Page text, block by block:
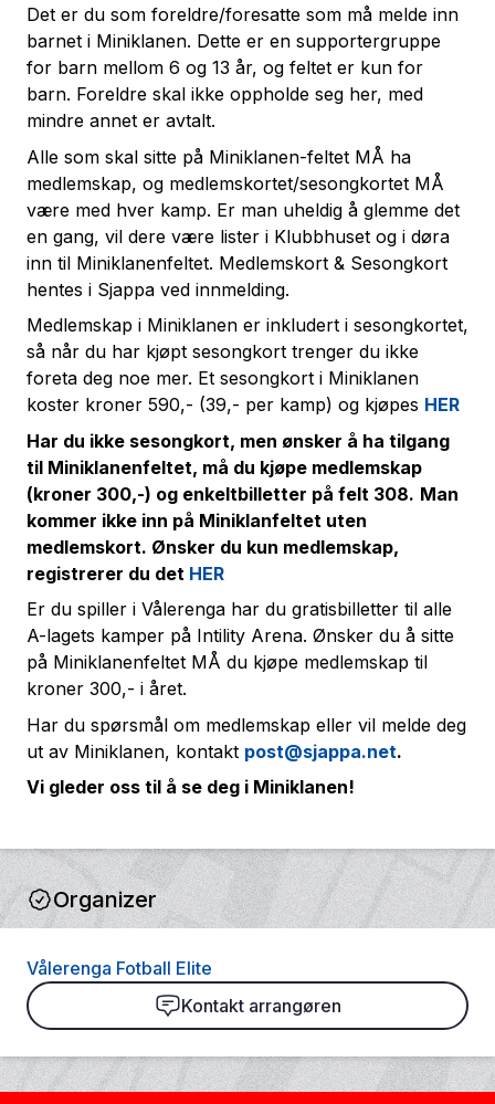
Det er du som foreldre/foresatte som må melde inn
barnet i Miniklanen. Dette er en supportergruppe
for barn mellom 6 og 13 år, og feltet er kun for
barn. Foreldre skal ikke oppholde seg her, med
mindre annet er avtalt.
Alle som skal sitte på Miniklanen-feltet MÅ ha
medlemskap, og medlemskortet/sesongkortet MÅ
være med hver kamp. Er man uheldig å glemme det
en gang, vil dere være lister i Klubbhuset og i døra
inn til Miniklanenfeltet. Medlemskort & Sesongkort
hentes i Sjappa ved innmelding.
Medlemskap i Miniklanen er inkludert i sesongkortet,
så når du har kjøpt sesongkort trenger du ikke
foreta deg noe mer. Et sesongkort i Miniklanen
koster kroner 590,- (39,- per kamp) og kjøpes HER
Har du ikke sesongkort, men ønsker å ha tilgang
til Miniklanenfeltet, må du kjøpe medlemskap
(kroner 300,-) og enkeltbilletter på felt 308. Man
kommer ikke inn på Miniklanfeltet uten
medlemskort. Ønsker du kun medlemskap,
registrerer du det HER
Er du spiller i Vålerenga har du gratisbilletter til alle
A-lagets kamper på Intility Arena. Ønsker du å sitte
på Miniklanenfeltet MÅ du kjøpe medlemskap til
kroner 300,- i året.
Har du spørsmål om medlemskap eller vil melde deg
ut av Miniklanen, kontakt post@sjappa.net.
Vi gleder oss til å se deg i Miniklanen!
Organizer
Vålerenga Fotball Elite
Kontakt arrangøren